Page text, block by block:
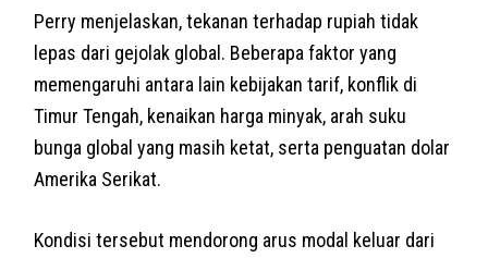
Perry menjelaskan, tekanan terhadap rupiah tidak
lepas dari gejolak global. Beberapa faktor yang
memengaruhi antara lain kebijakan tarif, konflik di
Timur Tengah, kenaikan harga minyak, arah suku
bunga global yang masih ketat, serta penguatan dolar
Amerika Serikat.
Kondisi tersebut mendorong arus modal keluar dari